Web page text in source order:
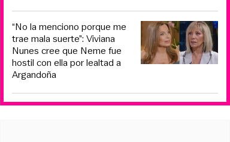
“No la menciono porque me
trae mala suerte”: Viviana
Nunes cree que Neme fue
hostil con ella por lealtad a
Argandoña